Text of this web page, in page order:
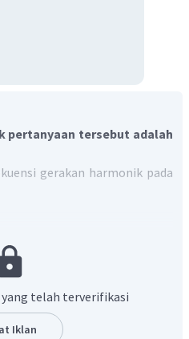
pertanyaan tersebut adalah
gerakan harmonik pada
(g
bandul.
bandul tetap.
yang telah terverifikasi
Iklan